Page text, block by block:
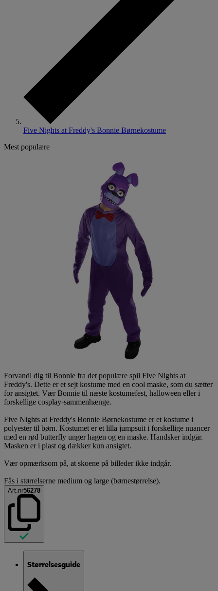
Five Nights at Freddy's Bonnie Børnekostume
Mest populære
Forvandl dig til Bonnie fra det populære spil Five Nights at
Freddy's. Dette er et sejt kostume med en cool maske, som du sætter
for ansigtet. Vær Bonnie til næste kostumefest, halloween eller i
forskellige cosplay-sammenhænge.
Five Nights at Freddy's Bonnie Børnekostume er et kostume i
polyester til børn. Kostumet er et lilla jumpsuit i forskellige nuancer
med en rød butterfly unger hagen og en maske. Handsker indgår.
Masken er i plast og dækker kun ansigtet.
Vær opmærksom på, at skoene på billeder ikke indgår.
Fås i størrelserne medium og large (børnestørrelse).
Art.nr56278
Størrelsesguide